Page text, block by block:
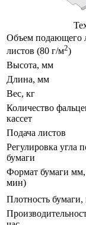
Объем подающего
листов (80 г/м2)
Высота, мм
Длина, мм
Вес, кг
Количество
кассет
Подача листов
Регулировка угла
бумаги
Формат бумаги
мин)
Плотность бумаги,